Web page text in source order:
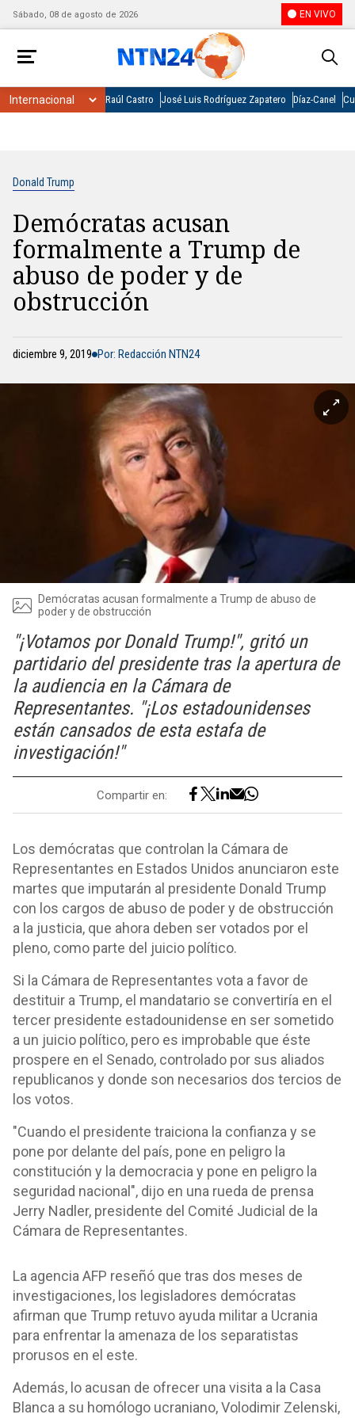
Sábado, 08 de agosto de 2026 EN VIVO
Raúl Castro José Luis Rodríguez Zapatero Díaz-Canel
Donald Trump
Demócratas acusan
formalmente a Trump de
abuso de poder y de
obstrucción
diciembre 9, 2019 Por: Redacción NTN24
Demócratas acusan formalmente a Trump de abuso de
poder y de obstrucción
"¡Votamos por Donald Trump!", gritó un
partidario del presidente tras la apertura de
la audiencia en la Cámara de
Representantes. "¡Los estadounidenses
están cansados de esta estafa de
investigación!"
Compartir en:
Los demócratas que controlan la Cámara de
Representantes en Estados Unidos anunciaron este
martes que imputarán al presidente Donald Trump
con los cargos de abuso de poder y de obstrucción
a la justicia, que ahora deben ser votados por el
pleno, como parte del juicio político.
Si la Cámara de Representantes vota a favor de
destituir a Trump, el mandatario se convertiría en el
tercer presidente estadounidense en ser sometido
a un juicio político, pero es improbable que éste
prospere en el Senado, controlado por sus aliados
republicanos y donde son necesarios dos tercios de
los votos.
"Cuando el presidente traiciona la confianza y se
pone por delante del país, pone en peligro la
constitución y la democracia y pone en peligro la
seguridad nacional", dijo en una rueda de prensa
Jerry Nadler, presidente del Comité Judicial de la
Cámara de Representantes.
La agencia AFP reseñó que tras dos meses de
investigaciones, los legisladores demócratas
afirman que Trump retuvo ayuda militar a Ucrania
para enfrentar la amenaza de los separatistas
prorusos en el este.
Además, lo acusan de ofrecer una visita a la Casa
Blanca a su homólogo ucraniano, Volodimir Zelenski,